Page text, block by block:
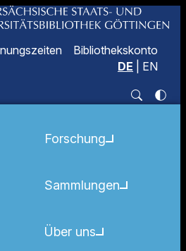
Bibliothekskonto
DE
EN
Forschung
Sammlungen
Über uns